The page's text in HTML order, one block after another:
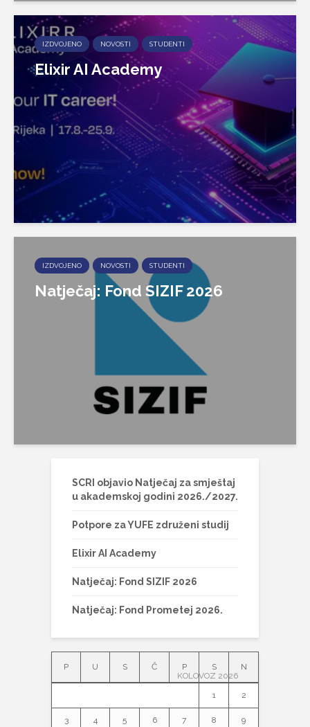
IZDVOJENO NOVOSTI STUDENTI
Elixir AI Academy
IZDVOJENO NOVOSTI STUDENTI
Natječaj: Fond SIZIF 2026
SCRI objavio Natječaj za smještaj
u akademskoj godini 2026./2027.
Potpore za YUFE združeni studij
Elixir AI Academy
Natječaj: Fond SIZIF 2026
Natječaj: Fond Prometej 2026.
KOLOVOZ 2026
P U S Č P S N
1 2
3 4 5 6 7 8 9